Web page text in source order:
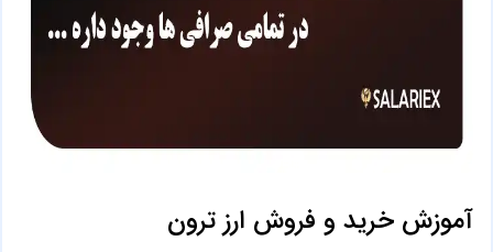
آموزش خرید و فروش ارز ترون